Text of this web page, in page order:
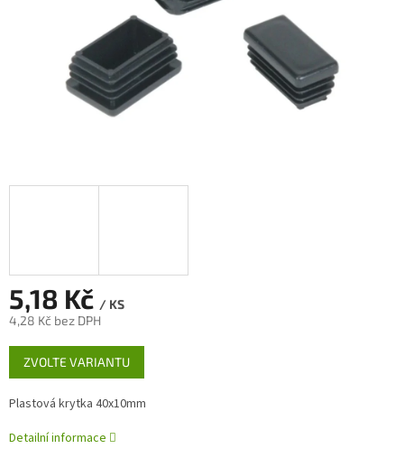
5,18 Kč / KS
4,28 Kč bez DPH
Měrná
cena:
ZVOLTE VARIANTU
Plastová krytka 40x10mm
Detailní informace